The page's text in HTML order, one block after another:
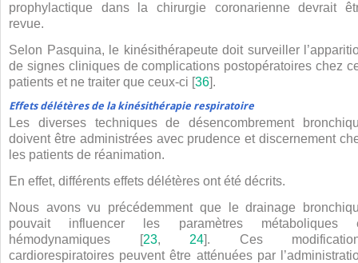
prophylactique dans la chirurgie coronarienne devrait
revue.
Selon Pasquina, le kinésithérapeute doit surveiller
de signes cliniques de complications postopératoires chez
patients et ne traiter que ceux-ci [36].
Effets délétères de la kinésithérapie respiratoire
Les diverses techniques de désencombrement
doivent être administrées avec prudence et discernement
les patients de réanimation.
En effet, différents effets délétères ont été décrits.
Nous avons vu précédemment que le drainage
pouvait influencer les paramètres métaboliques
hémodynamiques [23, 24]. Ces
cardiorespiratoires peuvent être atténuées par